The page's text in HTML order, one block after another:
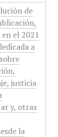
de
el 2021
a
justicia
y, otras
la